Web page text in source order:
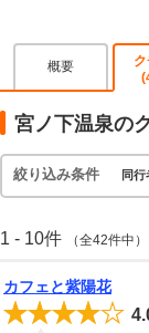
概要
宮ノ下温泉の
絞り込み条件 同行
1 - 10件 （全42件中）
カフェと紫陽花